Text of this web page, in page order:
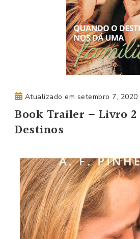
Atualizado em setembro 7, 2020
Book Trailer – Livro 2
Destinos